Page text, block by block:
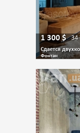
1 300 $ 34
Сдается
Фонтан